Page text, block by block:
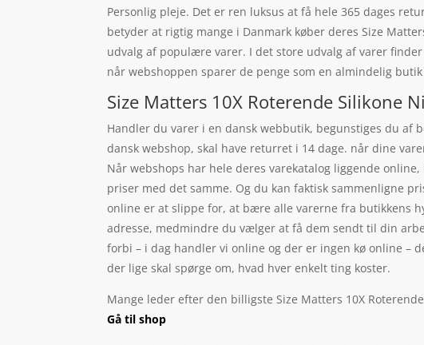
Personlig pleje. Det er ren luksus at få hele 365 dages
betyder at rigtig mange i Danmark køber deres Size
udvalg af populære varer. I det store udvalg af varer
når webshoppen sparer de penge som en almindelig
Size Matters 10X Roterende Silikone
Handler du varer i en dansk webbutik, begunstiges du af
dansk webshop, skal have returret i 14 dage. når dine
Når webshops har hele deres varekatalog liggende
priser med det samme. Og du kan faktisk sammenligne
online er at slippe for, at bære alle varerne fra butikkens
adresse, medmindre du vælger at få dem sendt til din
forbi – i dag handler vi online og der er ingen kø online –
der lige skal spørge om, hvad hver enkelt ting koster.
Mange leder efter den billigste Size Matters 10X
Gå til shop